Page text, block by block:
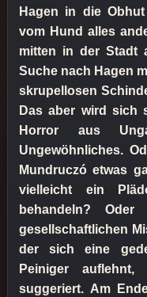
Hagen in die
vom Hund alles
mitten in der Stadt
Suche nach Hagen
skrupellosen
Das aber wird sich
Horror aus
Ungewöhnliches.
Mundruczó etwas
vielleicht ein
behandeln?
gesellschaftlichen
der sich eine
Peiniger
suggeriert. Am